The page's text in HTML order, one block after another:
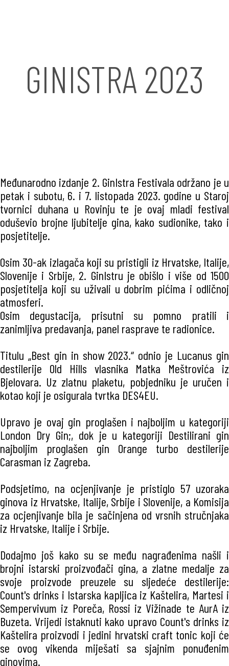
GINISTRA 2023
Međunarodno izdanje 2. GinIstra Festivala održano je u
petak i subotu, 6. i 7. listopada 2023. godine u Staroj
tvornici duhana u Rovinju te je ovaj mladi festival
oduševio brojne ljubitelje gina, kako sudionike, tako i
posjetitelje.
Osim 30-ak izlagača koji su pristigli iz Hrvatske, Italije,
Slovenije i Srbije, 2. GinIstru je obišlo i više od 1500
posjetitelja koji su uživali u dobrim pićima i odličnoj
atmosferi.
Osim degustacija, prisutni su pomno pratili i
zanimljiva predavanja, panel rasprave te radionice.
Titulu „Best gin in show 2023.“ odnio je Lucanus gin
destilerije Old Hills vlasnika Matka Meštrovića iz
Bjelovara. Uz zlatnu plaketu, pobjedniku je uručen i
kotao koji je osigurala tvrtka DES4EU.
Upravo je ovaj gin proglašen i najboljim u kategoriji
London Dry Gin;, dok je u kategoriji Destilirani gin
najboljim proglašen gin Orange turbo destilerije
Carasman iz Zagreba.
Podsjetimo, na ocjenjivanje je pristiglo 57 uzoraka
ginova iz Hrvatske, Italije, Srbije i Slovenije, a Komisija
za ocjenjivanje bila je sačinjena od vrsnih stručnjaka
iz Hrvatske, Italije i Srbije.
Dodajmo još kako su se među nagrađenima našli i
brojni istarski proizvođači gina, a zlatne medalje za
svoje proizvode preuzele su sljedeće destilerije:
Count's drinks i Istarska kapljica iz Kaštelira, Martesi i
Sempervivum iz Poreča, Rossi iz Vižinade te AurA iz
Buzeta. Vrijedi istaknuti kako upravo Count's drinks iz
Kaštelira proizvodi i jedini hrvatski craft tonic koji će
se ovog vikenda miješati sa sjajnim ponuđenim
ginovima.